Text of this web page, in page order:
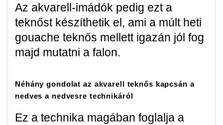
Az akvarell-imádók pedig ezt a
teknőst készíthetik el, ami a múlt heti
gouache teknős mellett igazán jól fog
majd mutatni a falon.
Néhány gondolat az akvarell teknős kapcsán a
nedves a nedvesre technikáról
Ez a technika magában foglalja a